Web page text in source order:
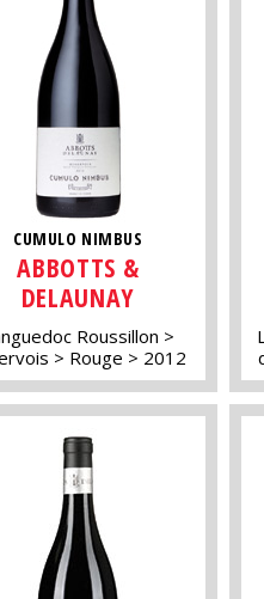
CUMULO NIMBUS
ABBOTTS &
DELAUNAY
Roussillon
Rouge 2012